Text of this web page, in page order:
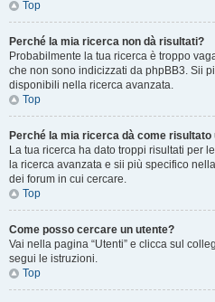
Top
Perché la mia ricerca non dà risultati?
Probabilmente la tua ricerca è troppo
che non sono indicizzati da phpBB3. Sii
disponibili nella ricerca avanzata.
Top
Perché la mia ricerca dà come risultato
La tua ricerca ha dato troppi risultati per
la ricerca avanzata e sii più specifico
dei forum in cui cercare.
Top
Come posso cercare un utente?
Vai nella pagina “Utenti” e clicca sul
segui le istruzioni.
Top